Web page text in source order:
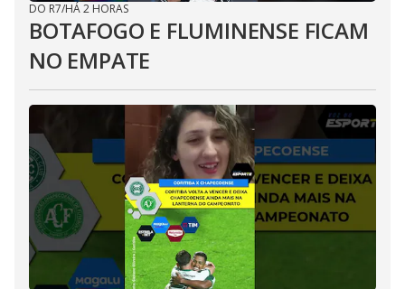
DO R7/HÁ 2 HORAS
BOTAFOGO E FLUMINENSE FICAM
NO EMPATE